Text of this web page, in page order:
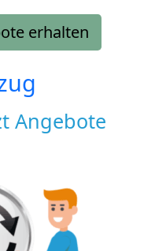
erhalten
Angebote